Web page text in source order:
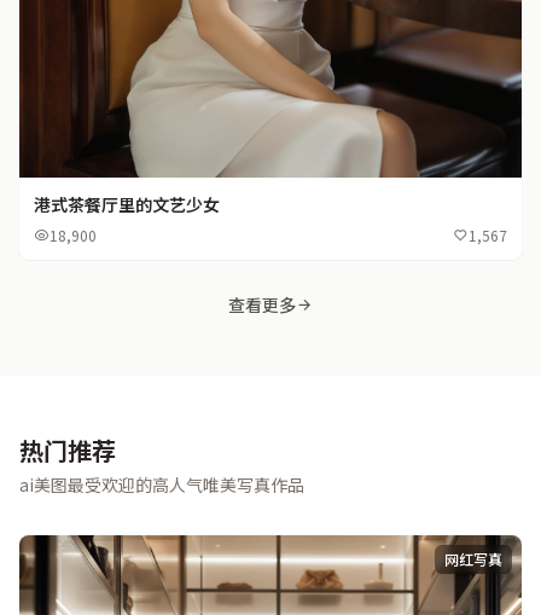
港式茶餐厅里的文艺少女
18,900 1,567
查看更多
热门推荐
ai美图最受欢迎的高人气唯美写真作品
网红写真